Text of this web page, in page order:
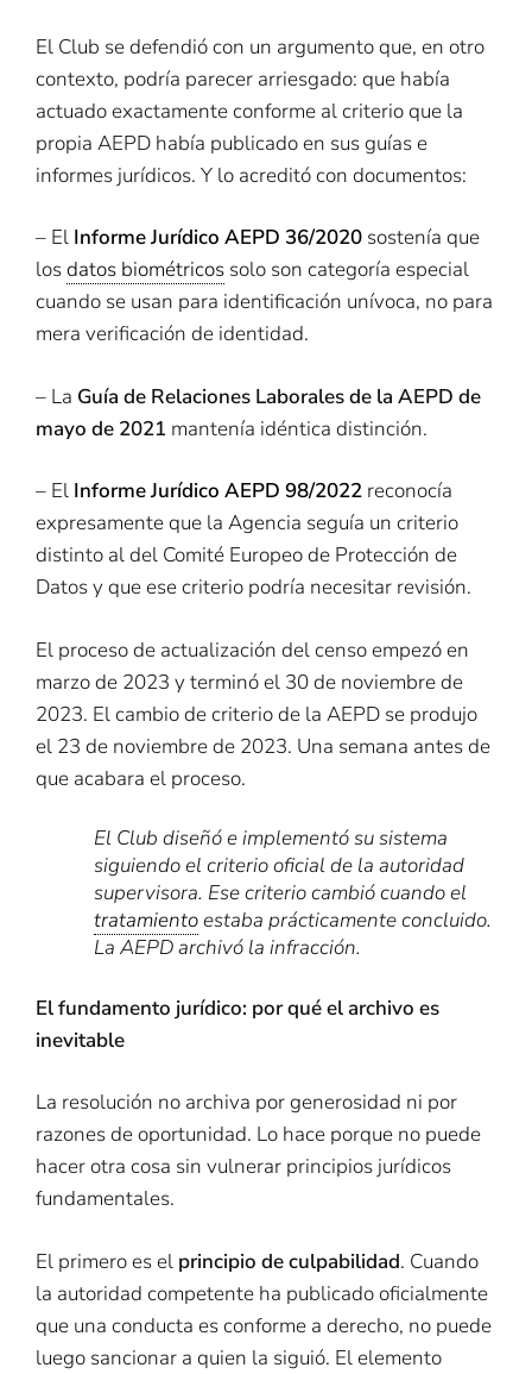
El Club se defendió con un argumento que, en otro
contexto, podría parecer arriesgado: que había
actuado exactamente conforme al criterio que la
propia AEPD había publicado en sus guías e
informes jurídicos. Y lo acreditó con documentos:
– El Informe Jurídico AEPD 36/2020 sostenía que
losdatos biométricos solo son categoría especial
cuando se usan para identificación unívoca, no para
mera verificación de identidad.
– La Guía de Relaciones Laborales de la AEPD de
mayo de 2021 mantenía idéntica distinción.
– El Informe Jurídico AEPD 98/2022 reconocía
expresamente que la Agencia seguía un criterio
distinto al del Comité Europeo de Protección de
Datos y que ese criterio podría necesitar revisión.
El proceso de actualización del censo empezó en
marzo de 2023 y terminó el 30 de noviembre de
2023. El cambio de criterio de la AEPD se produjo
el 23 de noviembre de 2023. Una semana antes de
que acabara el proceso.
El Club diseñó e implementó su sistema
siguiendo el criterio oficial de la autoridad
supervisora. Ese criterio cambió cuando el
tratamientoestaba prácticamente concluido.
La AEPD archivó la infracción.
El fundamento jurídico: por qué el archivo es
inevitable
La resolución no archiva por generosidad ni por
razones de oportunidad. Lo hace porque no puede
hacer otra cosa sin vulnerar principios jurídicos
fundamentales.
El primero es el principio de culpabilidad. Cuando
la autoridad competente ha publicado oficialmente
que una conducta es conforme a derecho, no puede
luego sancionar a quien la siguió. El elemento